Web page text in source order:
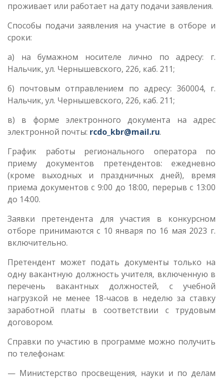
проживает или работает на дату подачи заявления.
Способы подачи заявления на участие в отборе и
сроки:
а) на бумажном носителе лично по адресу: г.
Нальчик, ул. Чернышевского, 226, каб. 211;
б) почтовым отправлением по адресу: 360004, г.
Нальчик, ул. Чернышевского, 226, каб. 211;
в) в форме электронного документа на адрес
электронной почты: rcdo_kbr@mail.ru.
График работы регионального оператора по
приему документов претендентов: ежедневно
(кроме выходных и праздничных дней), время
приема документов с 9:00 до 18:00, перерыв с 13:00
до 14:00.
Заявки претендента для участия в конкурсном
отборе принимаются с 10 января по 16 мая 2023 г.
включительно.
Претендент может подать документы только на
одну вакантную должность учителя, включенную в
перечень вакантных должностей, с учебной
нагрузкой не менее 18-часов в неделю за ставку
заработной платы в соответствии с трудовым
договором.
Справки по участию в программе можно получить
по телефонам:
— Министерство просвещения, науки и по делам